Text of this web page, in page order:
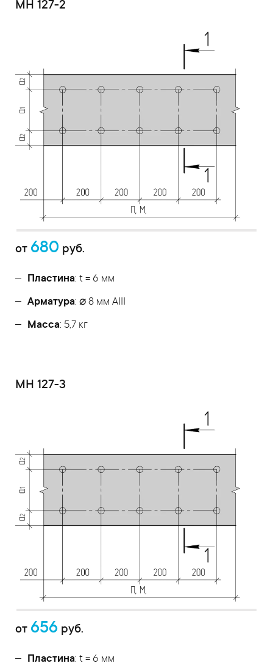
МН 127-2
от 680 руб.
Пластина: t = 6 мм
Арматура: ⌀ 8 мм АIII
Масса: 5,7 кг
МН 127-3
от 656 руб.
Пластина: t = 6 мм